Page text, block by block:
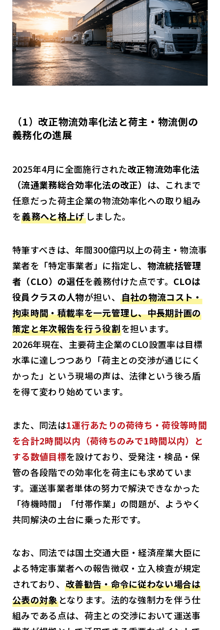
（1）改正物流効率化法と荷主・物流側の
義務化の進展
2025年4月に全面施行された改正物流効率化法
（流通業務総合効率化法の改正） は、これまで
任意だった荷主企業の物流効率化への取り組み
を義務へと格上げしました。
特筆すべきは、年間300億円以上の荷主・物流事
業者を「特定事業者」に指定し、 物流統括管理
者（CLO）の選任を義務付けた点です。 CLOは
役員クラスの人物が担い、 自社の物流コスト・
拘束時間・積載率を一元管理し、中長期計画の
策定と年次報告を行う役割を担います。
2026年現在、主要荷主企業のCLO設置率は目標
水準に達しつつあり「荷主との交渉が通じにく
かった」という現場の声は、法律という後ろ盾
を得て変わり始めています。
また、同法は1運行あたりの荷待ち・荷役等時間
を合計2時間以内（荷待ちのみで1時間以内）と
する数値目標を設けており、受発注・検品・保
管の各段階での効率化を荷主にも求めていま
す。運送事業者単体の努力で解決できなかった
「待機時間」「付帯作業」の問題が、ようやく
共同解決の土台に乗った形です。
なお、同法では国土交通大臣・経済産業大臣に
よる特定事業者への報告徴収・立入検査が規定
されており、 改善勧告・命令に従わない場合は
公表の対象となります。法的な強制力を伴う仕
組みである点は、荷主との交渉において運送事